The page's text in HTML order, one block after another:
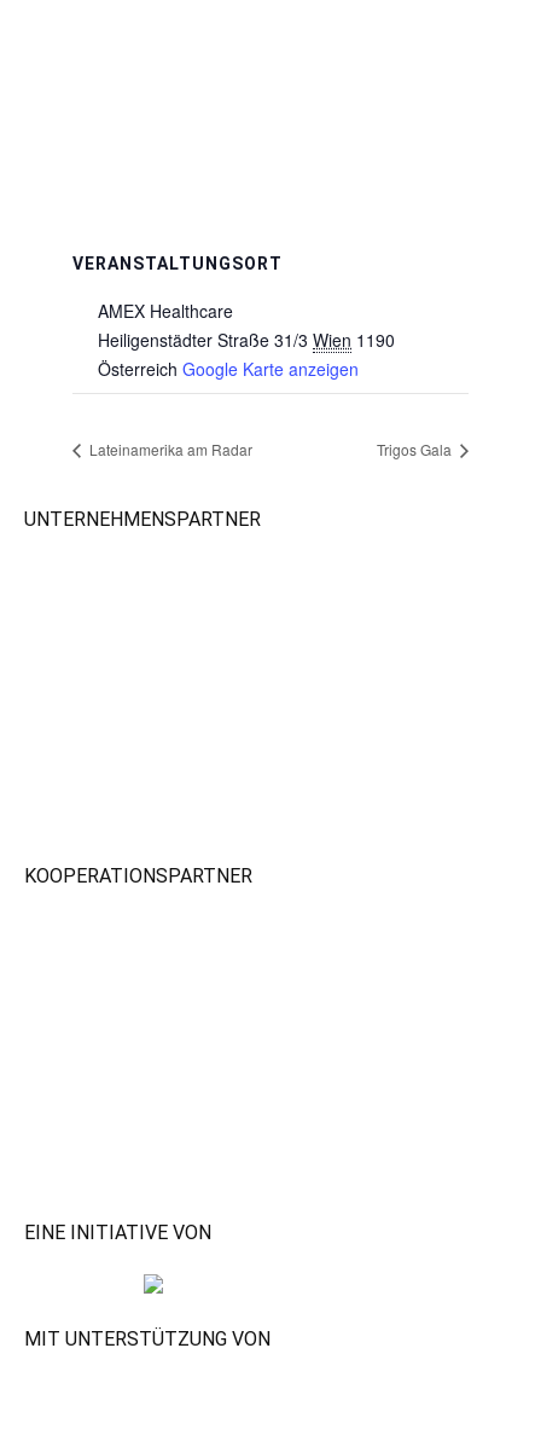
VERANSTALTUNGSORT
AMEX Healthcare
Heiligenstädter Straße 31/3 Wien 1190
Österreich Google Karte anzeigen
Lateinamerika am Radar Trigos Gala
UNTERNEHMENSPARTNER
KOOPERATIONSPARTNER
EINE INITIATIVE VON
MIT UNTERSTÜTZUNG VON